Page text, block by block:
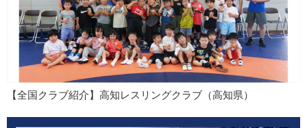
【全国クラブ紹介】高知レスリングクラブ（高知県）